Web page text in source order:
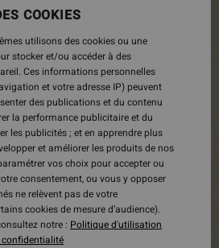
COOKIES
utilisons des cookies ou une
stocker et/ou accéder à des
Ces informations personnelles
et votre adresse IP) peuvent
des publications et du contenu
la performance publicitaire et du
les publicités ; et en apprendre plus
et améliorer les produits de nos
vos choix pour accepter ou
consentement, ou vous y opposer
ne relèvent pas de votre
cookies de mesure d’audience).
notre : Politique d'utilisation